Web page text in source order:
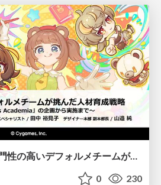
【CEDEC2026】専門性の高いデフォルメチームが挑んだ人材育成戦略 〜Cygames Academiaの企画から実施まで〜
0 230